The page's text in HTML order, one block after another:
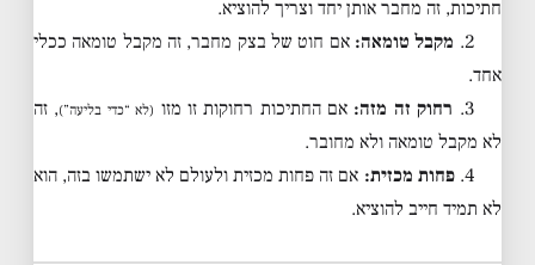
חתיכות, זה מחבר אותן יחד וצריך להוציא.
2. מקבל טומאה: אם חוט של בצק מחבר, זה מקבל טומאה ככלי
אחד.
3. רחוק זה מזה: אם החתיכות רחוקות זו מזו (לא “כדי בליעה”), זה
לא מקבל טומאה ולא מחובר.
4. פחות מכזית: אם זה פחות מכזית ולעולם לא ישתמשו בזה, הוא
לא תמיד חייב להוציא.